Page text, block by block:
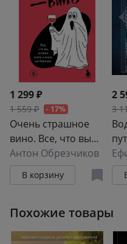
1 299 ₽
1 559 ₽ - 17%
Очень страшное
вино. Все, что вы
хотели знать о
вине, но боялись
Антон Обрезчиков
В корзину
2
3
Похожие товары